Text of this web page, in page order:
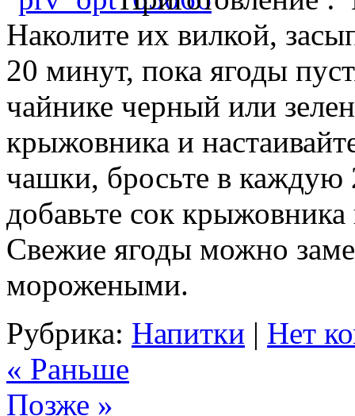
Наколите их вилкой,
20 минут, пока ягоды
чайнике черный или
крыжовника и
чашки, бросьте в
добавьте сок
Свежие ягоды можно
морожеными.
Рубрика: Напитки | Нет
« Раньше
Позже »